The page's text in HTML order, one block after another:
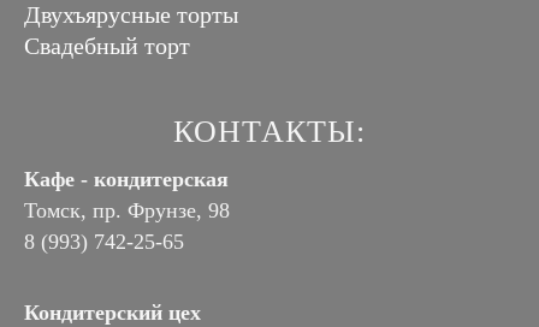
Двухъярусные торты
Свадебный торт
КОНТАКТЫ:
Кафе - кондитерская
Томск, пр. Фрунзе, 98
8 (993) 742-25-65
Кондитерский цех